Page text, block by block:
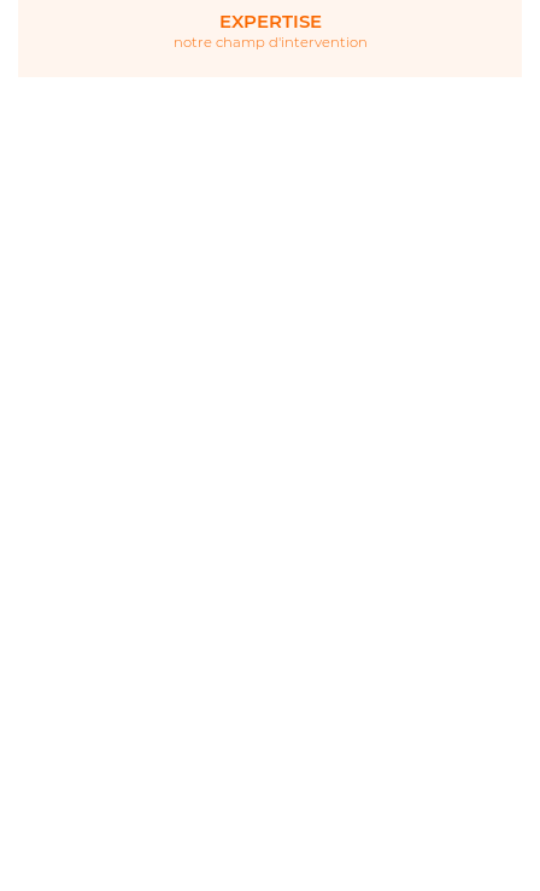
EXPERTISE
notre champ d'intervention